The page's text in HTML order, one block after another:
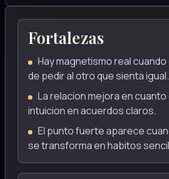
Fortalezas
Hay magnetismo real
de pedir al otro que sienta igual.
La relacion mejora en
intuicion en acuerdos claros.
El punto fuerte aparece
se transforma en habitos